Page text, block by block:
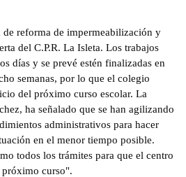
reforma de impermeabilización y
del C.P.R. La Isleta. Los trabajos
días y se prevé estén finalizadas en
semanas, por lo que el colegio
del próximo curso escolar. La
ha señalado que se han agilizando
administrativos para hacer
en el menor tiempo posible.
todos los trámites para que el centro
próximo curso".